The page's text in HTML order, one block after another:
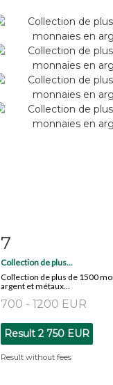
7
Collection de plus...
Collection de plus de 1500
argent et métaux...
700 - 1200 EUR
Result 2 750 EUR
Result without fees